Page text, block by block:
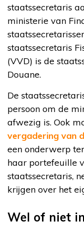
staatssecretaris
ministerie van
staatssecretaris
(VVD) is de
Douane.
De
persoon om de
afwezig is. Ook
vergadering van
een onderwerp
haar portefeuille
staatssecretaris,
krijgen over het
Wel of niet